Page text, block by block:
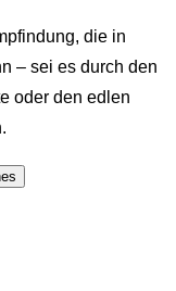
die in
– sei es durch den
oder den edlen